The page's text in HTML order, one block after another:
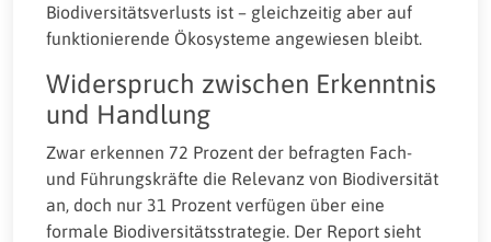
Biodiversitätsverlusts ist – gleichzeitig aber auf
funktionierende Ökosysteme angewiesen bleibt.
Widerspruch zwischen Erkenntnis
und Handlung
Zwar erkennen 72 Prozent der befragten Fach-
und Führungskräfte die Relevanz von Biodiversität
an, doch nur 31 Prozent verfügen über eine
formale Biodiversitätsstrategie. Der Report sieht